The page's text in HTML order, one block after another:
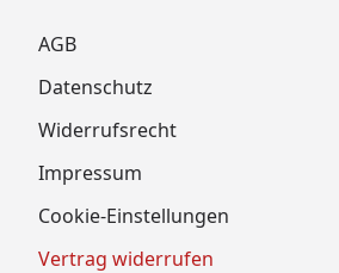
AGB
Datenschutz
Widerrufsrecht
Impressum
Cookie-Einstellungen
Vertrag widerrufen